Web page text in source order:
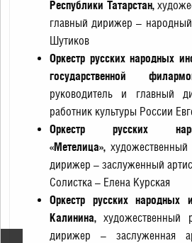
Республики Татарстан,
главный дирижер –
Шутиков
Оркестр русских народных
государственной
руководитель и главный
работник культуры России
Оркестр русских
«Метелица»,
дирижер – заслуженный
Солистка – Елена Курская
Оркестр русских народных
Калинина,художественный
дирижер – заслуженная